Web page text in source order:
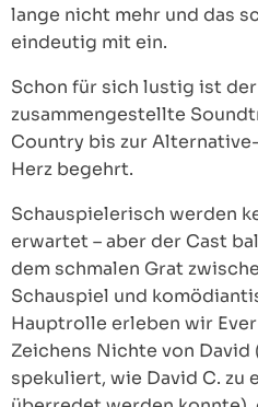
lange nicht mehr und das
eindeutig mit ein.
Schon für sich lustig ist
zusammengestellte
Country bis zur
Herz begehrt.
Schauspielerisch werden
erwartet – aber der Cast
dem schmalen Grat
Schauspiel und
Hauptrolle erleben wir
Zeichens Nichte von David
spekuliert, wie David C. zu